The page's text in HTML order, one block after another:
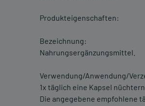
Produkteigenschaften:
Bezeichnung:
Nahrungsergänzungsmittel.
Verwendung/Anwendung/
1x täglich eine Kapsel
Die angegebene empfohlene